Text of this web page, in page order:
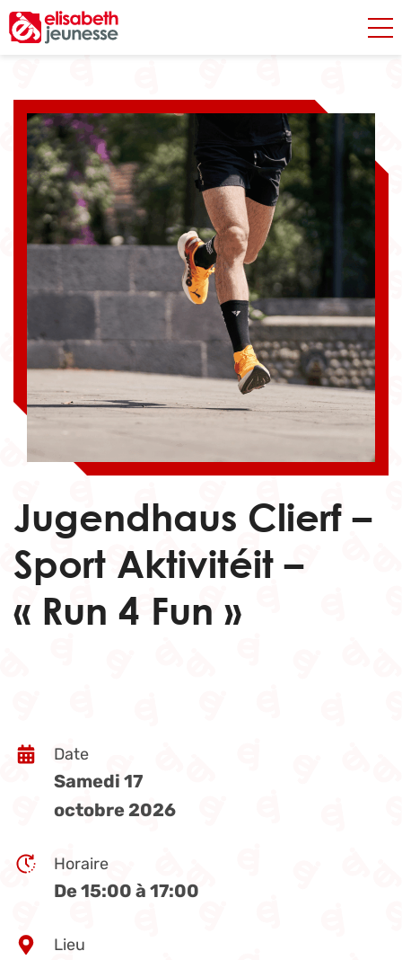
Jugendhaus Clierf –
Sport Aktivitéit –
« Run 4 Fun »
Date
Samedi 17
octobre 2026
Horaire
De 15:00 à 17:00
Lieu